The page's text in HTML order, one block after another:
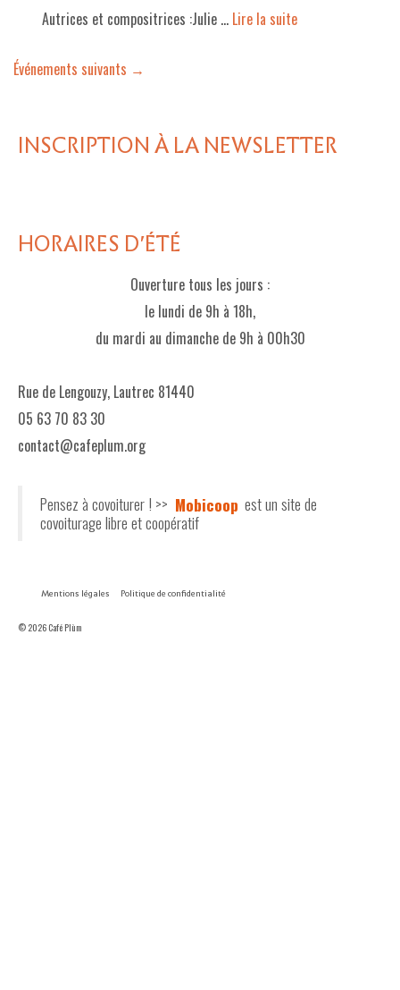
Autrices et compositrices :Julie … Lire la suite­­
Événements suivants →
INSCRIPTION À LA NEWSLETTER
HORAIRES D'ÉTÉ
Ouverture tous les jours :
le lundi de 9h à 18h,
du mardi au dimanche de 9h à 00h30
Rue de Lengouzy, Lautrec 81440
05 63 70 83 30
contact@cafeplum.org
Pensez à covoiturer ! >> Mobicoop est un site de
covoiturage libre et coopératif
Mentions légales Politique de confidentialité
© 2026 Café Plùm